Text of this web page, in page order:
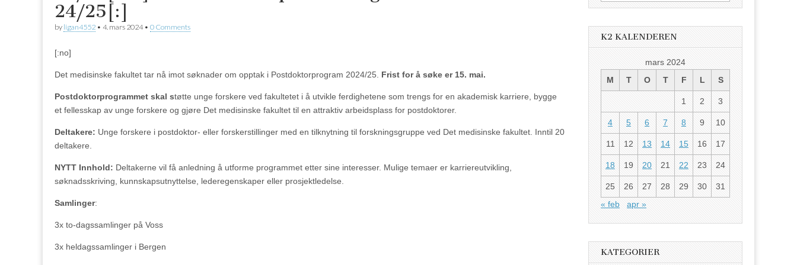
24/25[:]
by ligan4552 • 4. mars 2024• 0 Comments
[:no]
Det medisinske fakultet tar nå imot søknader om opptak i Postdoktorprogram 2024/25. Frist for å søke er 15. mai.
Postdoktorprogrammet skal støtte unge forskere ved fakultetet i å utvikle ferdighetene som trengs for en akademisk karriere, bygge
et fellesskap av unge forskere og gjøre Det medisinske fakultet til en attraktiv arbeidsplass for postdoktorer.
Deltakere: Unge forskere i postdoktor- eller forskerstillinger med en tilknytning til forskningsgruppe ved Det medisinske fakultet. Inntil 20
deltakere.
NYTT Innhold: Deltakerne vil få anledning å utforme programmet etter sine interesser. Mulige temaer er karriereutvikling,
søknadsskriving, kunnskapsutnyttelse, lederegenskaper eller prosjektledelse.
Samlinger:
3x to-dagssamlinger på Voss
3x heldagssamlinger i Bergen
K2 KALENDEREN
mars 2024
M
T O T F L S
1 2 3
4 5 6 7 8 9 10
11 12 13 14 15 16 17
18 19 20 21 22 23 24
25 26 27 28 29 30
31
« feb
apr »
KATEGORIER